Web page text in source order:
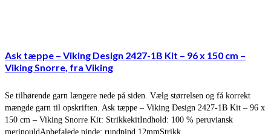
Ask tæppe – Viking Design 2427-1B Kit – 96 x 150 cm –
Viking Snorre, fra Viking
Se tilhørende garn længere nede på siden. Vælg størrelsen og få korrekt
mængde garn til opskriften. Ask tæppe – Viking Design 2427-1B Kit – 96 x
150 cm – Viking Snorre Kit: StrikkekitIndhold: 100 % peruviansk
merinouldAnbefalede pinde: rundpind 12mmStrikk